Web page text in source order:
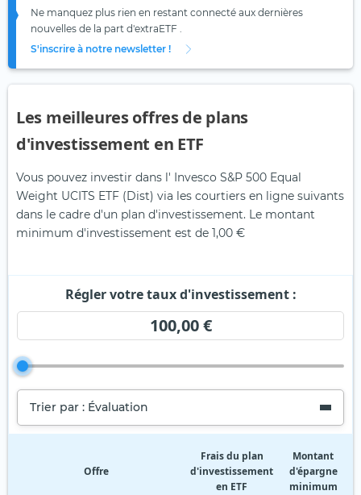
Ne manquez plus rien en restant connecté aux dernières
nouvelles de la part d'extraETF .
S'inscrire à notre newsletter !
Les meilleures offres de plans
d'investissement en ETF
Vous pouvez investir dans l' Invesco S&P 500 Equal
Weight UCITS ETF (Dist) via les courtiers en ligne suivants
dans le cadre d'un plan d'investissement. Le montant
minimum d'investissement est de 1,00 €
Régler votre taux d'investissement :
100,00 €
Trier par : Évaluation
Offre
Frais du plan
d'investissement
en ETF
Montant
d'épargne
minimum